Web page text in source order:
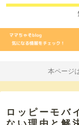
本ページ
ロッピーモバ